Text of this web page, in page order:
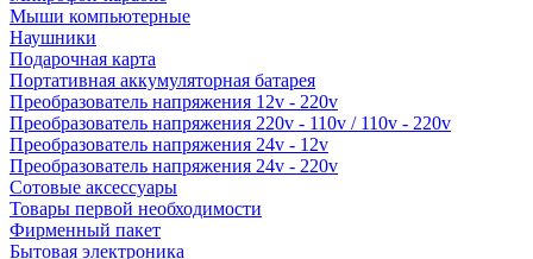
Мыши компьютерные
Наушники
Подарочная карта
Портативная аккумуляторная батарея
Преобразователь напряжения 12v - 220v
Преобразователь напряжения 220v - 110v / 110v - 220v
Преобразователь напряжения 24v - 12v
Преобразователь напряжения 24v - 220v
Сотовые аксессуары
Товары первой необходимости
Фирменный пакет
Бытовая электроника